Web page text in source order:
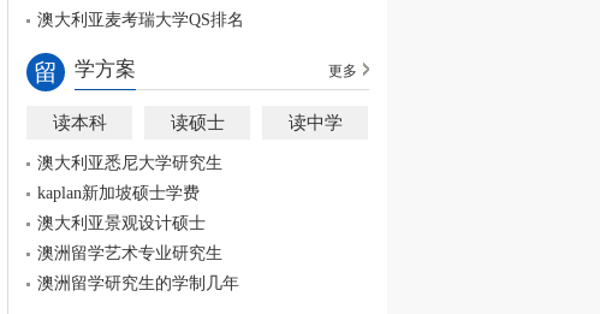
澳大利亚麦考瑞大学QS排名
留 学方案 更多
读本科 读硕士 读中学
澳大利亚悉尼大学研究生
kaplan新加坡硕士学费
澳大利亚景观设计硕士
澳洲留学艺术专业研究生
澳洲留学研究生的学制几年